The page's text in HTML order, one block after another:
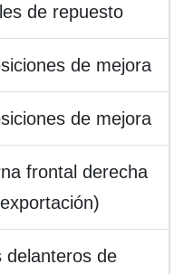
de repuesto
de mejora
de mejora
frontal derecha
delanteros de